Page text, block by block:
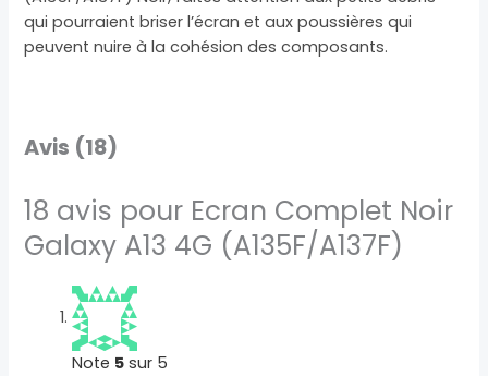
qui pourraient briser l’écran et aux poussières qui
peuvent nuire à la cohésion des composants.
Avis (18)
18 avis pour Ecran Complet Noir
Galaxy A13 4G (A135F/A137F)
Note 5 sur 5